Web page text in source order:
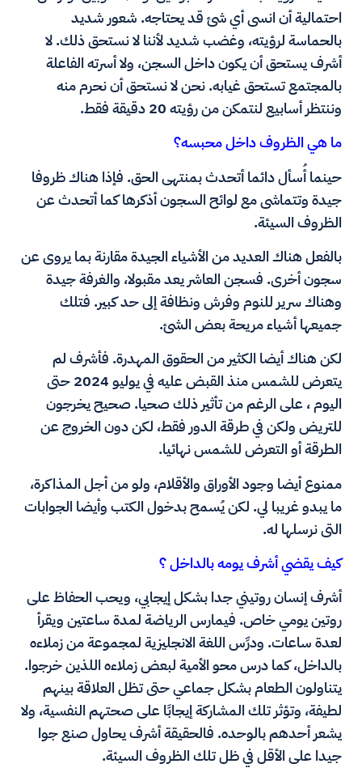
احتمالية أن انسى أي شئ قد يحتاجه. شعور شديد
بالحماسة لرؤيته، وغضب شديد لأننا لا نستحق ذلك. لا
أشرف يستحق أن يكون داخل السجن، ولا أسرته الفاعلة
بالمجتمع تستحق غيابه. نحن لا نستحق أن نحرم منه
وننتظر أسابيع لنتمكن من رؤيته 20 دقيقة فقط.
ما هي الظروف داخل محبسه؟
حينما أُسأل دائما أتحدث بمنتهى الحق. فإذا هناك ظروفا
جيدة وتتماشى مع لوائح السجون أذكرها كما أتحدث عن
الظروف السيئة.
بالفعل هناك العديد من الأشياء الجيدة مقارنة بما يروى عن
سجون أخرى. فسجن العاشر يعد مقبولا، والغرفة جيدة
وهناك سرير للنوم وفرش ونظافة إلى حد كبير. فتلك
جميعها أشياء مريحة بعض الشئ.
لكن هناك أيضا الكثير من الحقوق المهدرة. فأشرف لم
يتعرض للشمس منذ القبض عليه في يوليو 2024 حتى
اليوم ، على الرغم من تأثير ذلك صحيا. صحيح يخرجون
للتريض ولكن في طرقة الدور فقط، لكن دون الخروج عن
الطرقة أو التعرض للشمس نهائيا.
ممنوع أيضا وجود الأوراق والأقلام، ولو من أجل المذاكرة،
ما يبدو غريبا لي. لكن يُسمح بدخول الكتب وأيضا الجوابات
التى نرسلها له.
كيف يقضي أشرف يومه بالداخل ؟
أشرف إنسان روتيني جدا بشكل إيجابي، ويحب الحفاظ على
روتين يومي خاص. فيمارس الرياضة لمدة ساعتين ويقرأ
لعدة ساعات. ودرِّس اللغة الانجليزية لمجموعة من زملاءه
بالداخل، كما درس محو الأمية لبعض زملاءه اللذين خرجوا.
يتناولون الطعام بشكل جماعي حتى تظل العلاقة بينهم
لطيفة، وتؤثر تلك المشاركة إيجابًا على صحتهم النفسية، ولا
يشعر أحدهم بالوحده. فالحقيقة أشرف يحاول صنع جوا
جيدا على الأقل في ظل تلك الظروف السيئة.